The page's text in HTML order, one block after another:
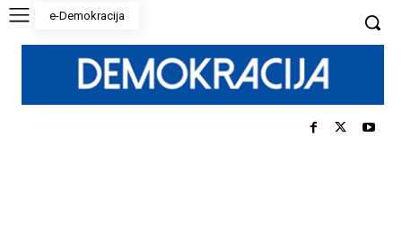
e-Demokracija